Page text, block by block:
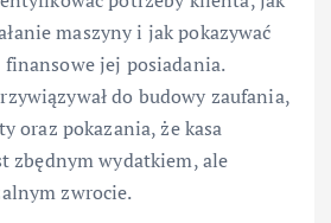
maszyny i jak pokazywać
jej posiadania.
do budowy zaufania,
oraz pokazania, że kasa
zbędnym wydatkiem, ale
zwrocie.